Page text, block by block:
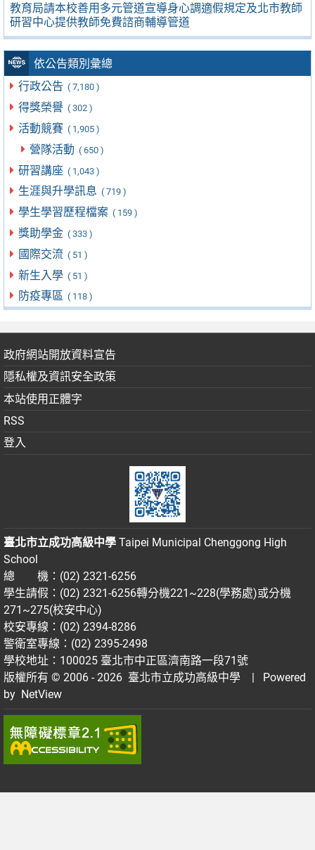
教育局請本校善用多元管道宣導身心調適假規定及北市教師
研習中心提供教師免費諮商輔導管道
依公告類別彙總
行政公告 ( 7,180 )
得獎榮譽 ( 302 )
活動競賽 ( 1,905 )
營隊活動 ( 650 )
研習講座 ( 1,043 )
生涯與升學訊息 ( 719 )
學生學習歷程檔案 ( 159 )
獎助學金 ( 333 )
國際交流 ( 51 )
新生入學 ( 51 )
防疫專區 ( 118 )
政府網站開放資料宣告
隱私權及資訊安全政策
本站使用正體字
RSS
登入
臺北市立成功高級中學 Taipei Municipal Chenggong High
School
總 機：(02) 2321-6256
學生請假：(02) 2321-6256轉分機221~228(學務處)或分機
271~275(校安中心)
校安專線：(02) 2394-8286
警衛室專線：(02) 2395-2498
學校地址：100025 臺北市中正區濟南路一段71號
版權所有 © 2006 - 2026 臺北市立成功高級中學
| Powered
by NetView